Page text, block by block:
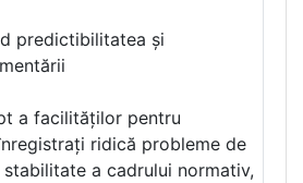
predictibilitatea și
a facilităților pentru
ridică probleme de
a cadrului normativ,